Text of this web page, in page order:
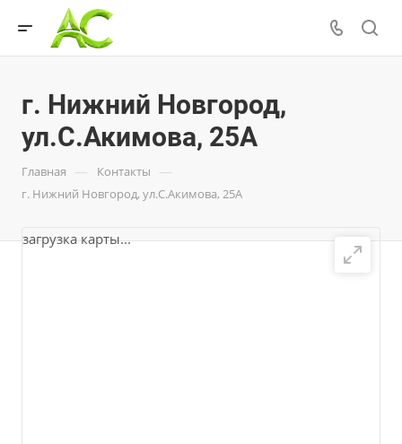
г. Нижний Новгород,
ул.С.Акимова, 25А
Главная — Контакты —
г. Нижний Новгород, ул.С.Акимова, 25А
загрузка карты...